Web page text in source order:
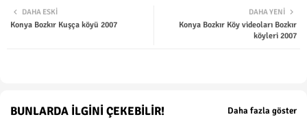
DAHA YENI
Konya Bozkır Köy videoları Bozkır
köyleri 2007
DAHA ESKI
Konya Bozkır Kuşça köyü 2007
BUNLARDA İLGINI ÇEKEBILIR! Daha fazla göster